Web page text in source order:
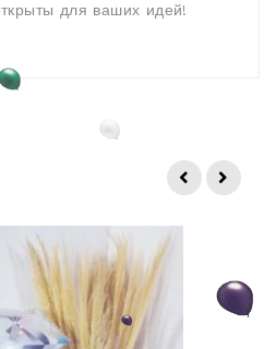
для ваших идей!